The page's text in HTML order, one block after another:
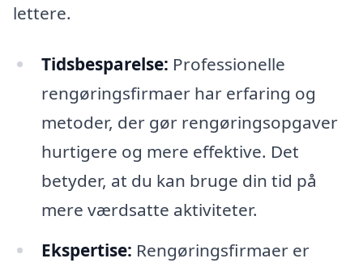
lettere.
Tidsbesparelse: Professionelle
rengøringsfirmaer har erfaring og
metoder, der gør rengøringsopgaver
hurtigere og mere effektive. Det
betyder, at du kan bruge din tid på
mere værdsatte aktiviteter.
Ekspertise: Rengøringsfirmaer er